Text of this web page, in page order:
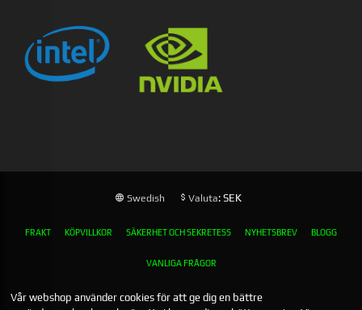
Swedish Valuta: SEK
FRAKT KÖPVILLKOR SÄKERHET OCH SEKRETESS NYHETSBREV BLOGG
VANLIGA FRÅGOR
Vår webshop använder cookies för att ge dig en bättre